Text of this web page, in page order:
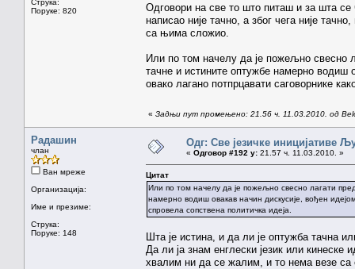
Поруке: 820
Одговори на све то што питаш и за шта
написао није тачно, а због чега није
са њима сложио.
Или по том начелу да је пожељно свесно
тачне и истините оптужбе намерно водиш
овако лагано потпрцавати саговорнике
« Задњи пут промењено: 21.56 ч. 11.03.2010. од
Радашин
члан
Ван мреже
Организација:
Име и презиме:
Струка:
Поруке: 148
Одг: Све језичке иницијативе
« Одговор #192 у: 21.57 ч. 11.03.2010. »
Цитат
Или по том начелу да је пожељно свесно лагати
намерно водиш овакав начин дискусије, вођен
спровела сопствена политичка идеја.
Шта је истина, и да ли је оптужба тачна
Да ли ја знам енглески језик или
хвалим ни да се жалим, и то нема везе са